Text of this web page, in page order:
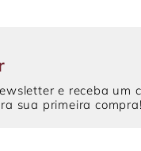
e receba um
sua primeira compra!